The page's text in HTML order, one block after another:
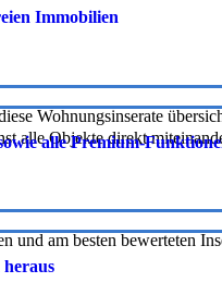
Immobilien
Wohnungsinserate
alle Objekte direkt
alle Premium-
am besten bewerteten